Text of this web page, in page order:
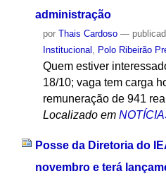
administração
por Thais Cardoso —
Institucional , Polo Ribeirão
Quem estiver
18/10; vaga tem carga
remuneração de 941
Localizado em
Posse da Diretoria do
novembro e terá